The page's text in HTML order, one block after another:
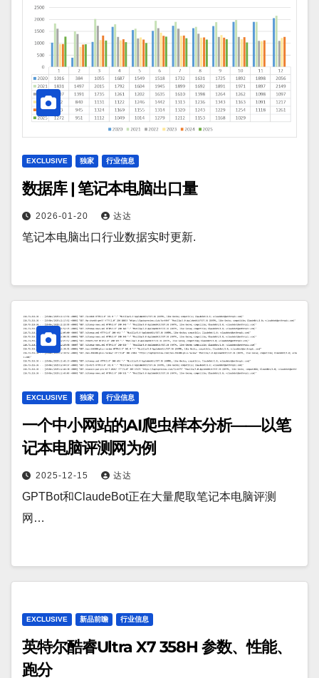
EXCLUSIVE 独家 行业信息
数据库 | 笔记本电脑出口量
2026-01-20 达达
笔记本电脑出口行业数据实时更新.
EXCLUSIVE 独家 行业信息
一个中小网站的AI爬虫样本分析——以笔
记本电脑评测网为例
2025-12-15 达达
GPTBot和ClaudeBot正在大量爬取笔记本电脑评测
网…
EXCLUSIVE 新品前瞻 行业信息
英特尔酷睿Ultra X7 358H 参数、性能、
跑分